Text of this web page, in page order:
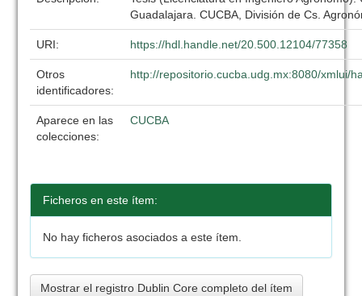
Guadalajara. CUCBA, División de Cs.
URI: https://hdl.handle.net/20.500.12104/77358
Otros
identificadores:
http://repositorio.cucba.udg.mx:8080/xmlui/
Aparece en las
colecciones:
CUCBA
Ficheros en este ítem:
No hay ficheros asociados a este ítem.
Mostrar el registro Dublin Core completo del ítem